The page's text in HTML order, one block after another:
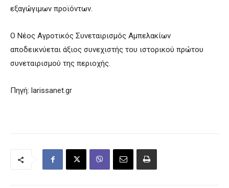
εξαγώγιμων προϊόντων.
Ο Νέος Αγροτικός Συνεταιρισμός Αμπελακίων
αποδεικνύεται άξιος συνεχιστής του ιστορικού πρώτου
συνεταιρισμού της περιοχής.
Πηγή: larissanet.gr